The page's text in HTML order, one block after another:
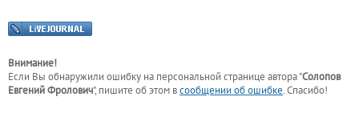
Внимание!
Если Вы обнаружили ошибку на персональной странице автора "Солопов
Евгений Фролович", пишите об этом всообщении об ошибке. Спасибо!